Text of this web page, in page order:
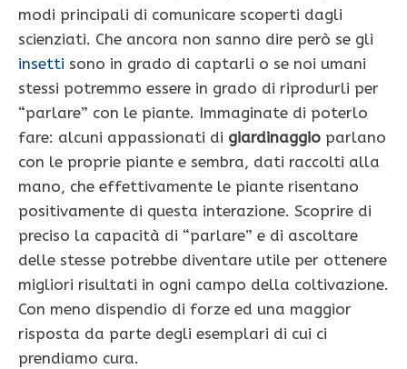
modi principali di comunicare scoperti dagli
scienziati. Che ancora non sanno dire però se gli
insetti sono in grado di captarli o se noi umani
stessi potremmo essere in grado di riprodurli per
“parlare” con le piante. Immaginate di poterlo
fare: alcuni appassionati di giardinaggio parlano
con le proprie piante e sembra, dati raccolti alla
mano, che effettivamente le piante risentano
positivamente di questa interazione. Scoprire di
preciso la capacità di “parlare” e di ascoltare
delle stesse potrebbe diventare utile per ottenere
migliori risultati in ogni campo della coltivazione.
Con meno dispendio di forze ed una maggior
risposta da parte degli esemplari di cui ci
prendiamo cura.